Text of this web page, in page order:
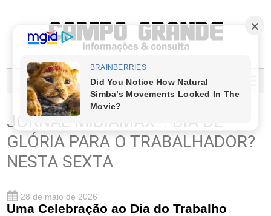
MENU...
JORNAL MIDIAMAX. . DIA DE
GLÓRIA PARA O TRABALHADOR?
NESTA SEXTA
28 de maio de 2026
Uma Celebração ao Dia do Trabalho